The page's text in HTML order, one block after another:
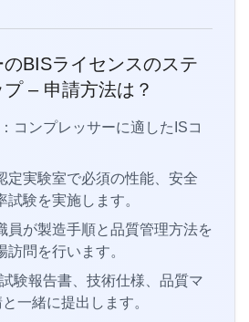
BISライセンスのステ
– 申請方法は？
コンプレッサーに適したISコ
定実験室で必須の性能、安全
験を実施します。
員が製造手順と品質管理方法を
問を行います。
験報告書、技術仕様、品質マ
一緒に提出します。